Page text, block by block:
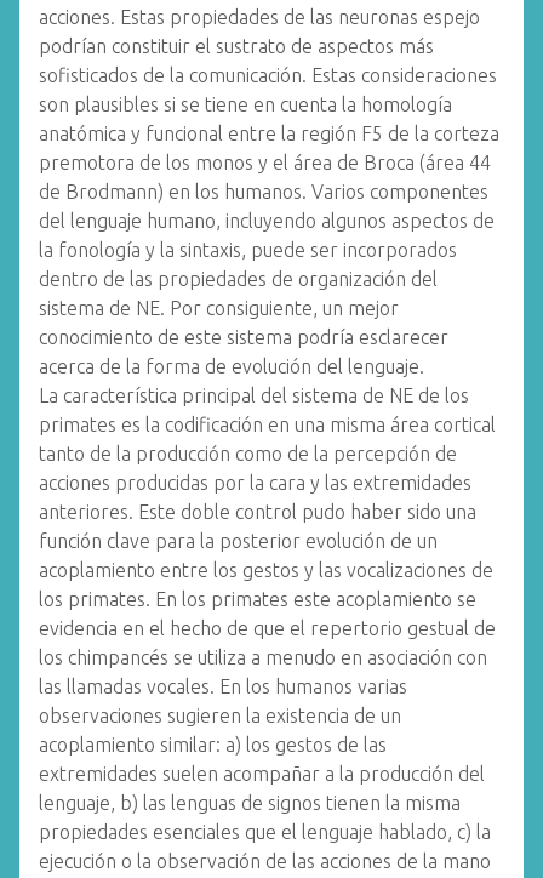
acciones. Estas propiedades de las neuronas espejo
podrían constituir el sustrato de aspectos más
sofisticados de la comunicación. Estas consideraciones
son plausibles si se tiene en cuenta la homología
anatómica y funcional entre la región F5 de la corteza
premotora de los monos y el área de Broca (área 44
de Brodmann) en los humanos. Varios componentes
del lenguaje humano, incluyendo algunos aspectos de
la fonología y la sintaxis, puede ser incorporados
dentro de las propiedades de organización del
sistema de NE. Por consiguiente, un mejor
conocimiento de este sistema podría esclarecer
acerca de la forma de evolución del lenguaje.
La característica principal del sistema de NE de los
primates es la codificación en una misma área cortical
tanto de la producción como de la percepción de
acciones producidas por la cara y las extremidades
anteriores. Este doble control pudo haber sido una
función clave para la posterior evolución de un
acoplamiento entre los gestos y las vocalizaciones de
los primates. En los primates este acoplamiento se
evidencia en el hecho de que el repertorio gestual de
los chimpancés se utiliza a menudo en asociación con
las llamadas vocales. En los humanos varias
observaciones sugieren la existencia de un
acoplamiento similar: a) los gestos de las
extremidades suelen acompañar a la producción del
lenguaje, b) las lenguas de signos tienen la misma
propiedades esenciales que el lenguaje hablado, c) la
ejecución o la observación de las acciones de la mano